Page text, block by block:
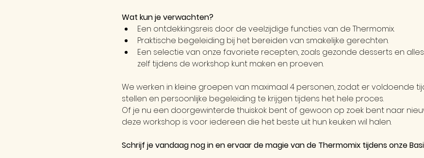
Wat kun je verwachten?
Een ontdekkingsreis door de veelzijdige functies van de Thermomix.
Praktische begeleiding bij het bereiden van smakelijke gerechten.
Een selectie van onze favoriete recepten, zoals gezonde desserts en
zelf tijdens de workshop kunt maken en proeven.
We werken in kleine groepen van maximaal 4 personen, zodat er voldoende
stellen en persoonlijke begeleiding te krijgen tijdens het hele proces.
Of je nu een doorgewinterde thuiskok bent of gewoon op zoek bent naar
deze workshop is voor iedereen die het beste uit hun keuken wil halen.
Schrijf je vandaag nog in en ervaar de magie van de Thermomix tijdens onze